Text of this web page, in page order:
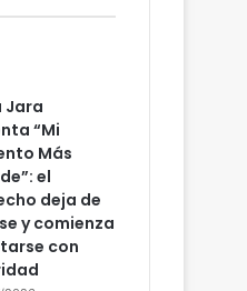
Jara
“Mi
Más
el
deja de
y comienza
con